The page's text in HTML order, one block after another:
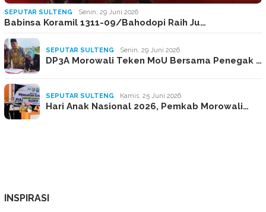
SEPUTAR SULTENG Senin, 29 Juni 2026
Babinsa Koramil 1311-09/Bahodopi Raih Ju…
SEPUTAR SULTENG Senin, 29 Juni 2026
DP3A Morowali Teken MoU Bersama Penegak …
SEPUTAR SULTENG Kamis, 25 Juni 2026
Hari Anak Nasional 2026, Pemkab Morowali…
INSPIRASI